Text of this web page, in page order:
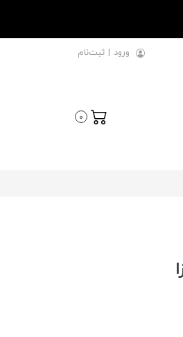
ورود | ثبت‌نام
0